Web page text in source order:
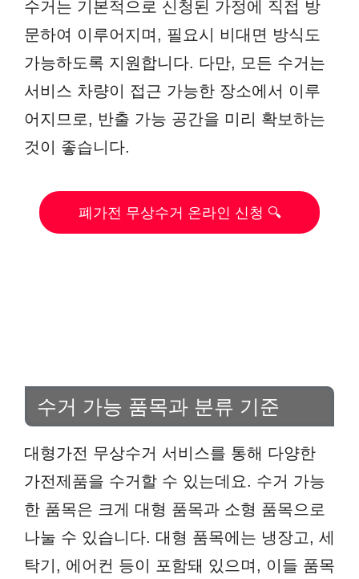
수거는 기본적으로 신청된 가정에 직접 방
문하여 이루어지며, 필요시 비대면 방식도
가능하도록 지원합니다. 다만, 모든 수거는
서비스 차량이 접근 가능한 장소에서 이루
어지므로, 반출 가능 공간을 미리 확보하는
것이 좋습니다.
폐가전 무상수거 온라인 신청 🔍
수거 가능 품목과 분류 기준
대형가전 무상수거 서비스를 통해 다양한
가전제품을 수거할 수 있는데요. 수거 가능
한 품목은 크게 대형 품목과 소형 품목으로
나눌 수 있습니다. 대형 품목에는 냉장고, 세
탁기, 에어컨 등이 포함돼 있으며, 이들 품목